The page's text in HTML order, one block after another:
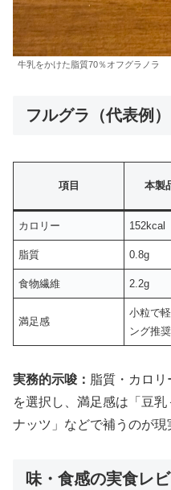
牛乳をかけた脂質70％オフグラノラ
フルグラ（代表例
項目 本製
カロリー 152kcal
脂質 0.8g
食物繊維 2.2g
満足感
小粒で
ング推奨
実務的示唆： 脂質・カロ
を選択し、満足感は「豆
ナッツ」などで補うのが現
味・食感の実食レ